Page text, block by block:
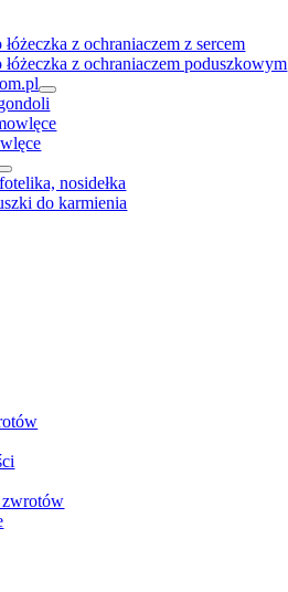
z ochraniaczem z sercem
z ochraniaczem poduszkowym
nosidełka
do karmienia